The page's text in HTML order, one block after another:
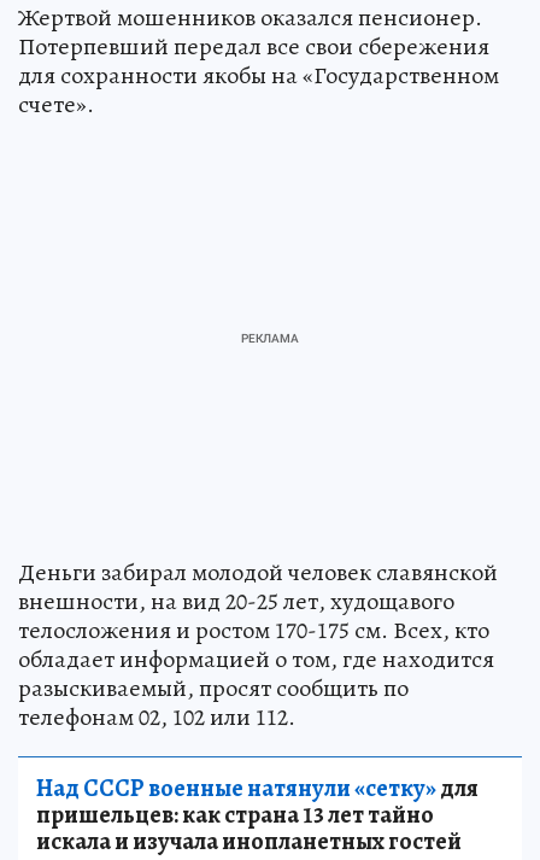
Жертвой мошенников оказался пенсионер.
Потерпевший передал все свои сбережения
для сохранности якобы на «Государственном
счете».
Деньги забирал молодой человек славянской
внешности, на вид 20-25 лет, худощавого
телосложения и ростом 170-175 см. Всех, кто
обладает информацией о том, где находится
разыскиваемый, просят сообщить по
телефонам 02, 102 или 112.
Над СССР военные натянули «сетку»для
пришельцев: как страна 13 лет тайно
искала и изучала инопланетных гостей